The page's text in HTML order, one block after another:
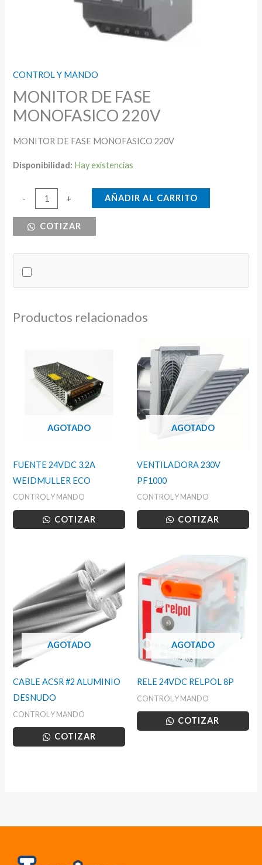
CONTROL Y MANDO
MONITOR DE FASE
MONOFASICO 220V
MONITOR DE FASE MONOFASICO 220V
Disponibilidad: Hay existencias
-
MONITOR
FASE
cantidad
+ AÑADIR AL CARRITO
COTIZAR
Productos relacionados
AGOTADO
FUENTE 24VDC 3.2A
WEIDMULLER ECO
CONTROL Y MANDO
COTIZAR
AGOTADO
VENTILADORA 230V
PF1000
CONTROL Y MANDO
COTIZAR
AGOTADO
CABLE ACSR #2 ALUMINIO
DESNUDO
CONTROL Y MANDO
COTIZAR
AGOTADO
RELE 24VDC RELPOL 8P
CONTROL Y MANDO
COTIZAR